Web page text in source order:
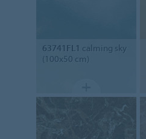
63741FL1 calming sky
(100x50 cm)